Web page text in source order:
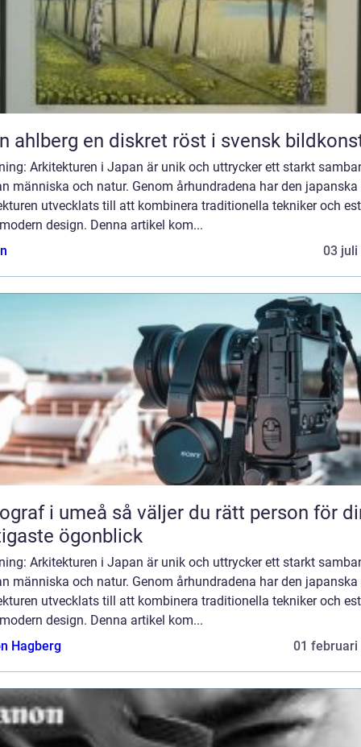
Sten ahlberg en diskret röst i svensk
Arkitekturen i Japan är unik och uttrycker ett starkt
människa och natur. Genom århundradena har den japanska
utvecklats till att kombinera traditionella tekniker och
design. Denna artikel kom...
03 juli
så väljer du rätt person för dina
ögonblick
Arkitekturen i Japan är unik och uttrycker ett starkt
människa och natur. Genom århundradena har den japanska
utvecklats till att kombinera traditionella tekniker och
design. Denna artikel kom...
Hagberg
01 februari